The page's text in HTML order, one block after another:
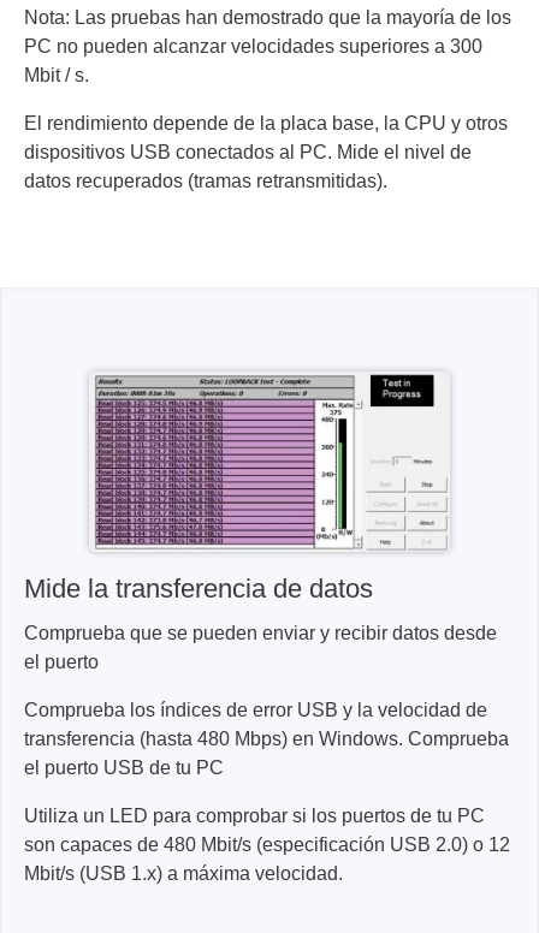
Nota: Las pruebas han demostrado que la mayoría de los
PC no pueden alcanzar velocidades superiores a 300
Mbit / s.
El rendimiento depende de la placa base, la CPU y otros
dispositivos USB conectados al PC. Mide el nivel de
datos recuperados (tramas retransmitidas).
Mide la transferencia de datos
Comprueba que se pueden enviar y recibir datos desde
el puerto
Comprueba los índices de error USB y la velocidad de
transferencia (hasta 480 Mbps) en Windows. Comprueba
el puerto USB de tu PC
Utiliza un LED para comprobar si los puertos de tu PC
son capaces de 480 Mbit/s (especificación USB 2.0) o 12
Mbit/s (USB 1.x) a máxima velocidad.